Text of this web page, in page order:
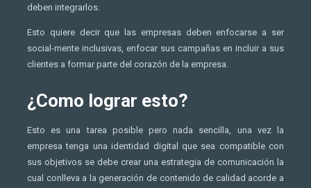
deben integrarlos.
Esto quiere decir que las empresas deben enfocarse a ser
social-mente inclusivas, enfocar sus campañas en incluir a sus
clientes a formar parte del corazón de la empresa.
¿Como lograr esto?
Esto es una tarea posible pero nada sencilla, una vez la
empresa tenga una identidad digital que sea compatible con
sus objetivos se debe crear una estrategia de comunicación la
cual conlleva a la generación de contenido de calidad acorde a